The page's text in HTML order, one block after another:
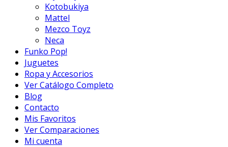
Kotobukiya
Mattel
Mezco Toyz
Neca
Funko Pop!
Juguetes
Ropa y Accesorios
Ver Catálogo Completo
Blog
Contacto
Mis Favoritos
Ver Comparaciones
Mi cuenta